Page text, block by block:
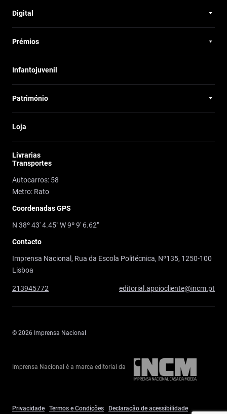
Digital
Prémios
Infantojuvenil
Património
Loja
Livrarias
Transportes
Autocarros: 58
Metro: Rato
Coordenadas GPS
N 38º 43' 4.45" W 9º 9' 6.62"
Contacto
Imprensa Nacional, Rua da Escola Politécnica, Nº135, 1250-100
Lisboa
213945772 editorial.apoiocliente@incm.pt
© 2026 Imprensa Nacional
Imprensa Nacional é a marca editorial da
Privacidade Termos e Condições Declaração de acessibilidade